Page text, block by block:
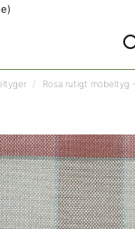
Rosa rutigt möbeltyg